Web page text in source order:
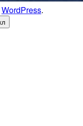
WordPress.